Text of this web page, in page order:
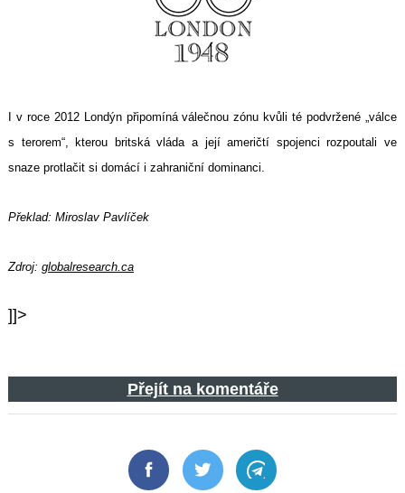
I v roce 2012 Londýn připomíná válečnou zónu kvůli té podvržené „válce
s terorem“, kterou britská vláda a její američtí spojenci rozpoutali ve
snaze protlačit si domácí i zahraniční dominanci.
Překlad: Miroslav Pavlíček
Zdroj: globalresearch.ca
]]>
Přejít na komentáře
FacebookTwitter Telegram